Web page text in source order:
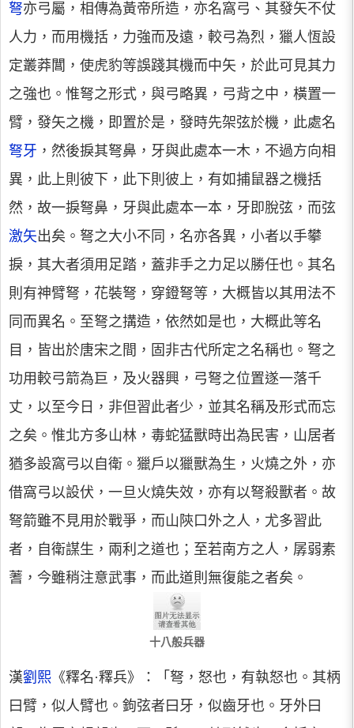
弩亦弓屬，相傳為黃帝所造，亦名窩弓、其發矢不仗
人力，而用機括，力強而及遠，較弓為烈，獵人恆設
定叢莽閶，使虎豹等誤踐其機而中矢，於此可見其力
之強也。惟弩之形式，與弓略異，弓背之中，橫置一
臂，發矢之機，即置於是，發時先架弦於機，此處名
弩牙 ，然後捩其弩鼻，牙與此處本一木，不過方向相
異，此上則彼下，此下則彼上，有如捕鼠器之機括
然，故一捩弩鼻，牙與此處本一本，牙即脫弦，而弦
激矢出矣。弩之大小不同，名亦各異，小者以手攀
捩，其大者須用足踏，蓋非手之力足以勝任也。其名
則有神臂弩，花裝弩，穿鐙弩等，大概皆以其用法不
同而異名。至弩之搆造，依然如是也，大概此等名
目，皆出於唐宋之間，固非古代所定之名稱也。弩之
功用較弓箭為巨，及火器興，弓弩之位置遂一落千
丈，以至今日，非但習此者少，並其名稱及形式而忘
之矣。惟北方多山林，毒蛇猛獸時出為民害，山居者
猶多設窩弓以自衛。獵戶以獵獸為生，火燒之外，亦
借窩弓以設伏，一旦火燒失效，亦有以弩殺獸者。故
弩箭雖不見用於戰爭，而山陝口外之人，尤多習此
者，自衛謀生，兩利之道也；至若南方之人，孱弱素
蓍，今雖稍注意武事，而此道則無復能之者矣。
十八般兵器
漢劉熙 《釋名·釋兵》：「弩，怒也，有執怒也。其柄
曰臂，似人臂也。鉤弦者曰牙，似齒牙也。牙外曰